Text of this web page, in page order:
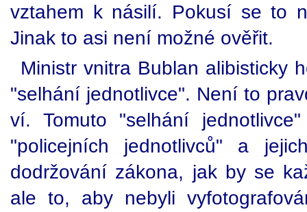
vztahem k násilí. Pokusí se to
Jinak to asi není možné ověřit.
Ministr vnitra Bublan alibisticky
"selhání jednotlivce". Není to
ví. Tomuto "selhání
"policejních jednotlivců" a
dodržování zákona, jak by se
ale to, aby nebyli